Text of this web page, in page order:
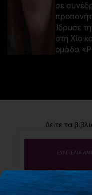
σε
Ίδρυσε
στη Χίο
ομάδα
Δείτε τα